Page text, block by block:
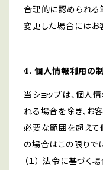
合理的に認められる
変更した場合にはお
4. 個人情報利用の
当ショップは、個人
れる場合を除き、お
必要な範囲を超えて
の場合はこの限りで
（１） 法令に基づく